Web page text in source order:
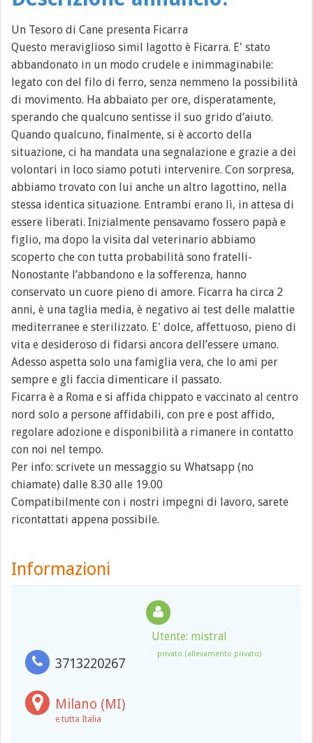
Un Tesoro di Cane presenta Ficarra
Questo meraviglioso simil lagotto è Ficarra. E' stato
abbandonato in un modo crudele e inimmaginabile:
legato con del filo di ferro, senza nemmeno la possibilità
di movimento. Ha abbaiato per ore, disperatamente,
sperando che qualcuno sentisse il suo grido d’aiuto.
Quando qualcuno, finalmente, si è accorto della
situazione, ci ha mandata una segnalazione e grazie a dei
volontari in loco siamo potuti intervenire. Con sorpresa,
abbiamo trovato con lui anche un altro lagottino, nella
stessa identica situazione. Entrambi erano lì, in attesa di
essere liberati. Inizialmente pensavamo fossero papà e
figlio, ma dopo la visita dal veterinario abbiamo
scoperto che con tutta probabilità sono fratelli-
Nonostante l’abbandono e la sofferenza, hanno
conservato un cuore pieno di amore. Ficarra ha circa 2
anni, è una taglia media, è negativo ai test delle malattie
mediterranee e sterilizzato. E' dolce, affettuoso, pieno di
vita e desideroso di fidarsi ancora dell’essere umano.
Adesso aspetta solo una famiglia vera, che lo ami per
sempre e gli faccia dimenticare il passato.
Ficarra è a Roma e si affida chippato e vaccinato al centro
nord solo a persone affidabili, con pre e post affido,
regolare adozione e disponibilità a rimanere in contatto
con noi nel tempo.
Per info: scrivete un messaggio su Whatsapp (no
chiamate) dalle 8.30 alle 19.00
Compatibilmente con i nostri impegni di lavoro, sarete
ricontattati appena possibile.
Informazioni
3713220267
Utente: mistral
privato (allevamento privato)
Milano (MI)
e tutta Italia